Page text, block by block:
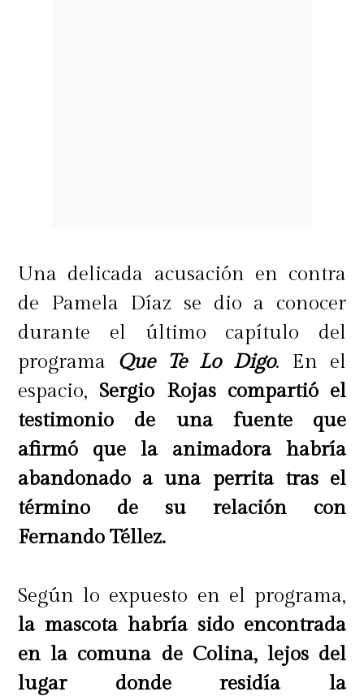
Una delicada acusación en contra
de Pamela Díaz se dio a conocer
durante el último capítulo del
programa Que Te Lo Digo. En el
espacio, Sergio Rojas compartió el
testimonio de una fuente que
afirmó que la animadora habría
abandonado a una perrita tras el
término de su relación con
Fernando Téllez.
Según lo expuesto en el programa,
la mascota habría sido encontrada
en la comuna de Colina, lejos del
lugar donde residía la